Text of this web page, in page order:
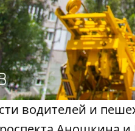
водителей и